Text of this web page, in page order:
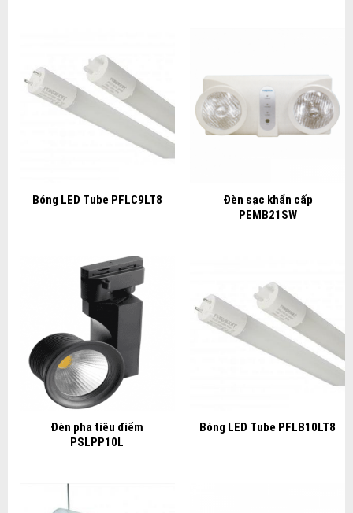
Bóng LED Tube PFLC9LT8
Đèn sạc khẩn cấp
PEMB21SW
Đèn pha tiêu điểm
PSLPP10L
Bóng LED Tube PFLB10LT8